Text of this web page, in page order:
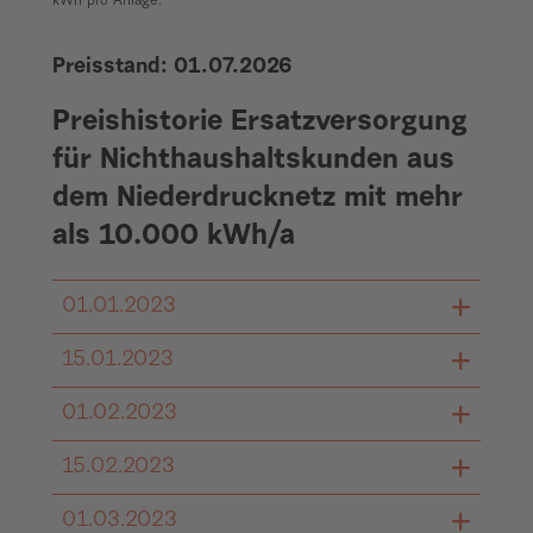
Preisstand: 01.07.2026
Preishistorie Ersatzversorgung
für Nichthaushaltskunden aus
dem Niederdrucknetz mit mehr
als 10.000 kWh/a
01.01.2023
Preisblatt_Ersatzversorgung Gas_NHH
Kunden_01.01.2023.pdf
15.01.2023
Preisblatt_Ersatzversorgung Gas_NHH
Kunden_15.01.2023.pdf
01.02.2023
Preisblatt_Ersatzversorgung Gas_NHH
Kunden_01.02.2023.pdf
15.02.2023
01.03.2023